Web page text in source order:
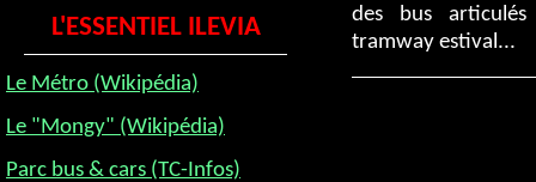
L'ESSENTIEL ILEVIA
Le Métro (Wikipédia)
Le "Mongy" (Wikipédia)
Parc bus & cars (TC-Infos)
des bus
tramway estival...